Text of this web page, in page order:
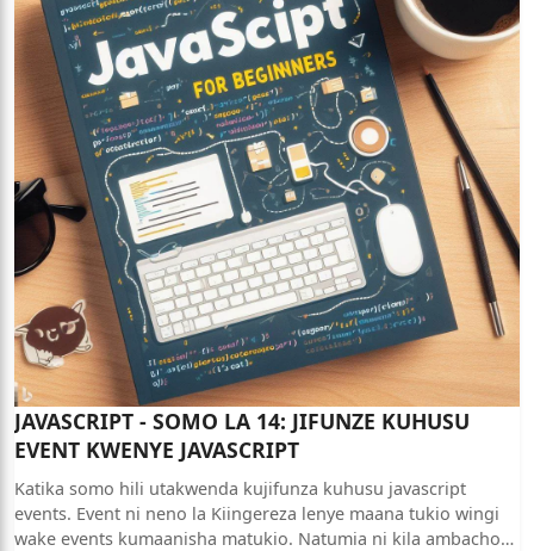
JAVASCRIPT - SOMO LA 14: JIFUNZE KUHUSU
EVENT KWENYE JAVASCRIPT
Katika somo hili utakwenda kujifunza kuhusu javascript
events. Event ni neno la Kiingereza lenye maana tukio wingi
wake events kumaanisha matukio. Natumia ni kila ambacho